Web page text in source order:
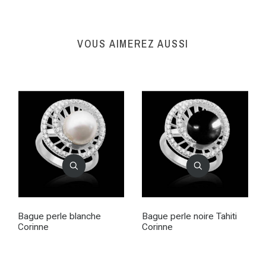
VOUS AIMEREZ AUSSI
Bague perle blanche
Corinne
Bague perle noire Tahiti
Corinne